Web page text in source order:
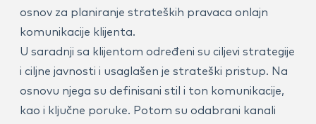
osnov za planiranje strateških pravaca onlajn
komunikacije klijenta.
U saradnji sa klijentom određeni su ciljevi strategije
i ciljne javnosti i usaglašen je strateški pristup. Na
osnovu njega su definisani stil i ton komunikacije,
kao i ključne poruke. Potom su odabrani kanali